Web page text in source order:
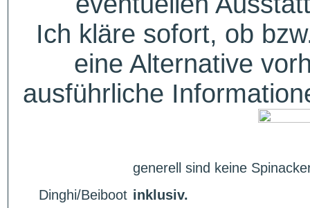
Ich kläre sofort, ob
eine Alternative
ausführliche
generell sind keine
Dinghi/Beiboot inklusiv.